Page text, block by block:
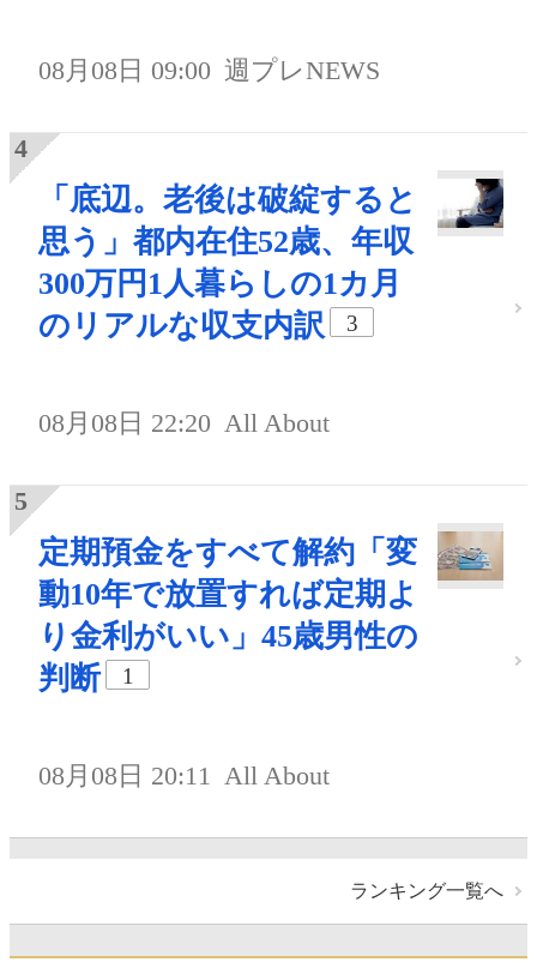
08月08日 09:00 週プレNEWS
「底辺。老後は破綻すると
思う」都内在住52歳、年収
300万円1人暮らしの1カ月
のリアルな収支内訳
3
08月08日 22:20 All About
定期預金をすべて解約「変
動10年で放置すれば定期よ
り金利がいい」45歳男性の
判断
1
08月08日 20:11 All About
ランキング一覧へ